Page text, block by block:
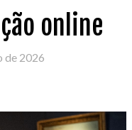
online
de 2026